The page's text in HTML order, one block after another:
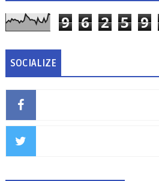
9 6 2 5 9
SOCIALIZE